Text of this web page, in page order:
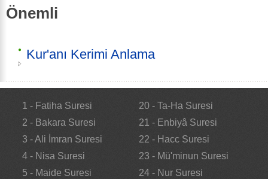
Önemli
Kur'anı Kerimi Anlama
1 - Fatiha Suresi
2 - Bakara Suresi
3 - Ali İmran Suresi
4 - Nisa Suresi
5 - Maide Suresi
20 - Ta-Ha Suresi
21 - Enbiyâ Suresi
22 - Hacc Suresi
23 - Mü'minun Suresi
24 - Nur Suresi